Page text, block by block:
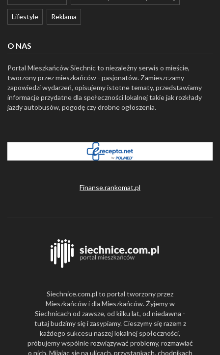
Lifestyle Reklama
O NAS
Portal Mieszkańców Siechnic to niezależny serwis o mieście,
tworzony przez mieszkańców - pasjonatów. Zamieszczamy
zapowiedzi wydarzeń, opisujemy istotne tematy, przedstawiamy
informacje przydatne dla społeczności lokalnej takie jak rozkłady
jazdy autobusów, pogodę czy drobne ogłoszenia.
Finanse.rankomat.pl
Siechnice.com.pl to portal tworzony przez
Mieszkańców i dla Mieszkańców. Żyjemy w
Siechnicach od zawsze, od kilku lat, od niedawna -
tutaj budzimy się i zasypiamy. Cieszymy się razem z
każdego sukcesu naszej lokalnej społeczności,
próbujemy wspólnie rozwiązywać problemy, rozmawiać
o nich. Mijając się na ulicach, przystankach, chodnikach